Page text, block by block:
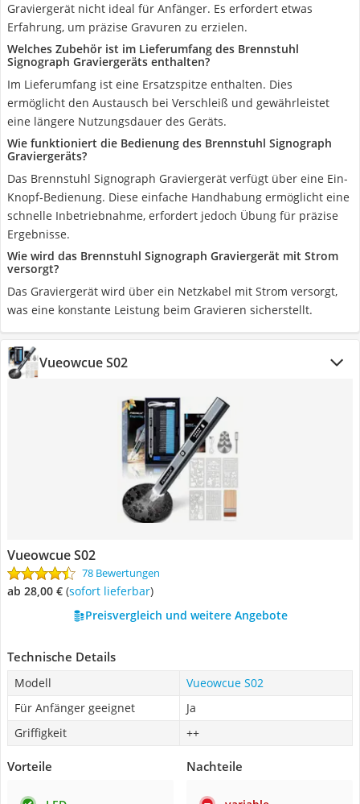
Graviergerät nicht ideal für Anfänger. Es erfordert etwas
Erfahrung, um präzise Gravuren zu erzielen.
Welches Zubehör ist im Lieferumfang des Brennstuhl
Signograph Graviergeräts enthalten?
Im Lieferumfang ist eine Ersatzspitze enthalten. Dies
ermöglicht den Austausch bei Verschleiß und gewährleistet
eine längere Nutzungsdauer des Geräts.
Wie funktioniert die Bedienung des Brennstuhl Signograph
Graviergeräts?
Das Brennstuhl Signograph Graviergerät verfügt über eine Ein-
Knopf-Bedienung. Diese einfache Handhabung ermöglicht eine
schnelle Inbetriebnahme, erfordert jedoch Übung für präzise
Ergebnisse.
Wie wird das Brennstuhl Signograph Graviergerät mit Strom
versorgt?
Das Graviergerät wird über ein Netzkabel mit Strom versorgt,
was eine konstante Leistung beim Gravieren sicherstellt.
Vueowcue S02
Vueowcue S02
78 Bewertungen
ab 28,00 € ( Sofort lieferbar)
Preisvergleich und weitere Angebote
Technische Details
Modell
Vueowcue S02
Für Anfänger geeignet
Ja
Griffigkeit
++
Vorteile Nachteile